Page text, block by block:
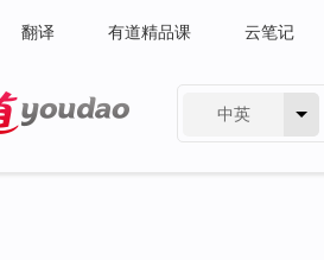
翻译 有道精品课 云笔记
中英